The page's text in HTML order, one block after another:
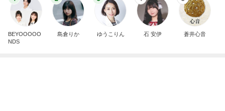
BEYOOOOO
NDS
島倉りか ゆうこりん 石 安伊 蒼井心音